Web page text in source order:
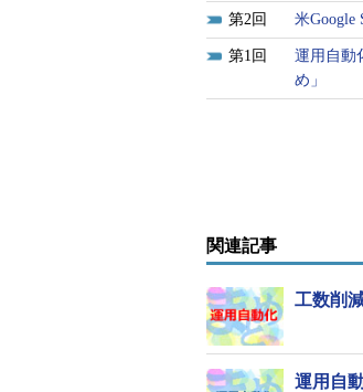
2 米Google
1
運用自動
め」
関連記事
工数削
運用自